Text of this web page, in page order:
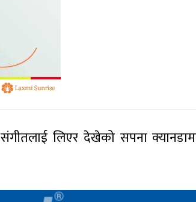
लिएर देखेको सपना